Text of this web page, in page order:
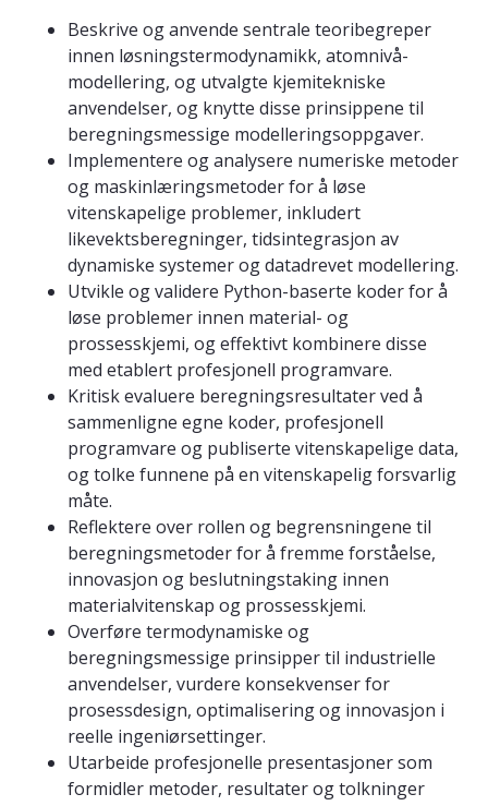
Beskrive og anvende sentrale teoribegreper
innen løsningstermodynamikk, atomnivå-
modellering, og utvalgte kjemitekniske
anvendelser, og knytte disse prinsippene til
beregningsmessige modelleringsoppgaver.
Implementere og analysere numeriske metoder
og maskinlæringsmetoder for å løse
vitenskapelige problemer, inkludert
likevektsberegninger, tidsintegrasjon av
dynamiske systemer og datadrevet modellering.
Utvikle og validere Python-baserte koder for å
løse problemer innen material- og
prossesskjemi, og effektivt kombinere disse
med etablert profesjonell programvare.
Kritisk evaluere beregningsresultater ved å
sammenligne egne koder, profesjonell
programvare og publiserte vitenskapelige data,
og tolke funnene på en vitenskapelig forsvarlig
måte.
Reflektere over rollen og begrensningene til
beregningsmetoder for å fremme forståelse,
innovasjon og beslutningstaking innen
materialvitenskap og prossesskjemi.
Overføre termodynamiske og
beregningsmessige prinsipper til industrielle
anvendelser, vurdere konsekvenser for
prosessdesign, optimalisering og innovasjon i
reelle ingeniørsettinger.
Utarbeide profesjonelle presentasjoner som
formidler metoder, resultater og tolkninger